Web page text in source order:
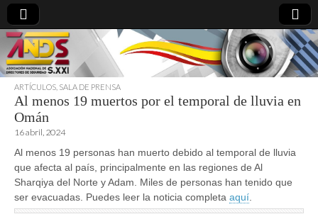
directoresdeseguridad.es
ARTÍCULOS SALA DE PRENSA
Al menos 19 muertos por el temporal de lluvia en
Omán
16 abril, 2024
Al menos 19 personas han muerto debido al temporal de lluvia
que afecta al país, principalmente en las regiones de Al
Sharqiya del Norte y Adam. Miles de personas han tenido que
ser evacuadas. Puedes leer la noticia completa aquí